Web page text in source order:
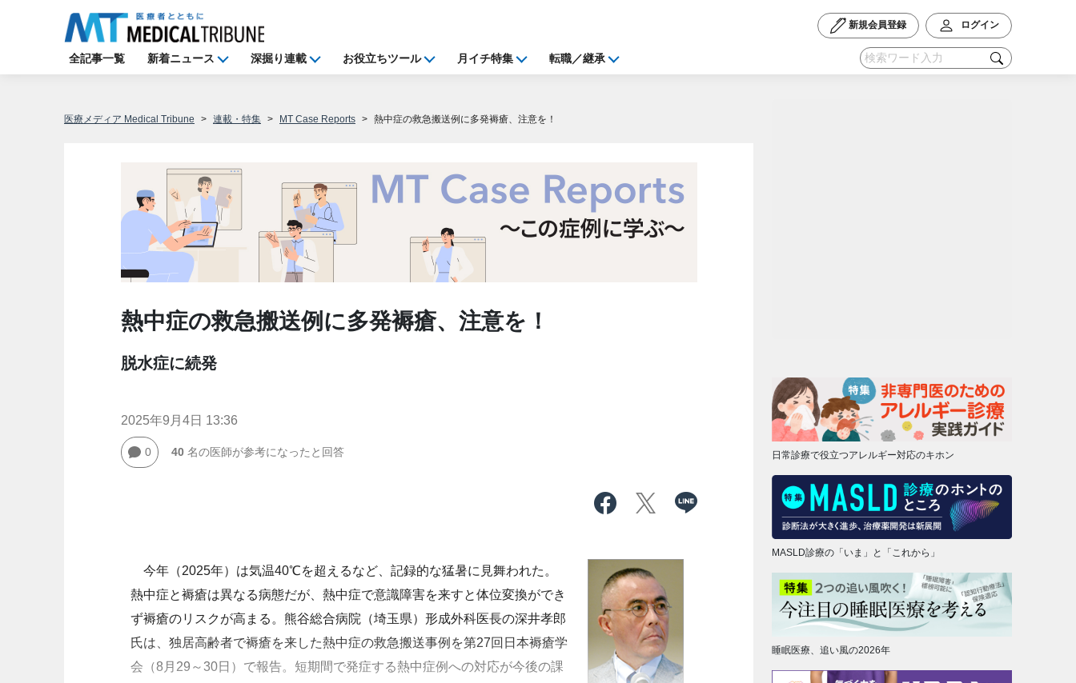
新規会員登録 ログイン
全記事一覧 新着ニュース 深掘り連載 お役立ちツール 月イチ特集 転職／継承
医療メディア Medical Tribune 連載・特集 MT Case Reports 熱中症の救急搬送例に多発褥瘡、注意を！
熱中症の救急搬送例に多発褥瘡、注意を！
脱水症に続発
2025年9月4日 13:36
0 40名の医師が参考になったと回答
今年（2025年）は気温40℃を超えるなど、記録的な猛暑に見舞われた。
熱中症と褥瘡は異なる病態だが、熱中症で意識障害を来すと体位変換ができ
ず褥瘡のリスクが高まる。熊谷総合病院（埼玉県）形成外科医長の深井孝郎
氏は、独居高齢者で褥瘡を来した熱中症の救急搬送事例を第27回日本褥瘡学
会（8月29～30日）で報告。短期間で発症する熱中症例への対応が今後の課
日常診療で役立つアレルギー対応のキホン
MASLD診療の「いま」と「これから」
睡眠医療、追い風の2026年